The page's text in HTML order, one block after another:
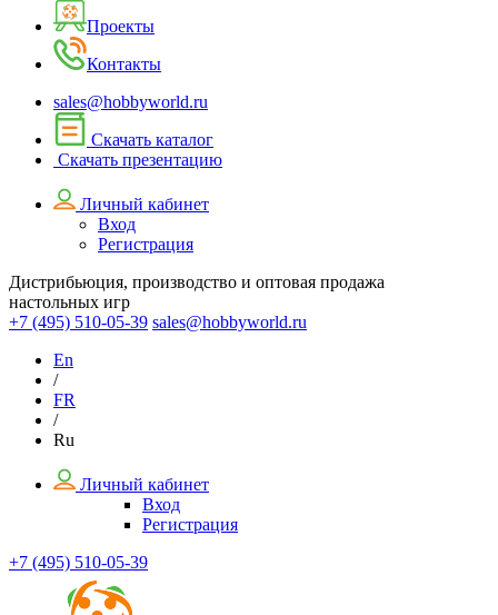
Проекты
Контакты
sales@hobbyworld.ru
Скачать каталог
Скачать презентацию
Личный кабинет
Вход
Регистрация
Дистрибьюция, производство и оптовая продажа
настольных игр
+7 (495) 510-05-39 sales@hobbyworld.ru
En
/
FR
/
Ru
Личный кабинет
Вход
Регистрация
+7 (495) 510-05-39